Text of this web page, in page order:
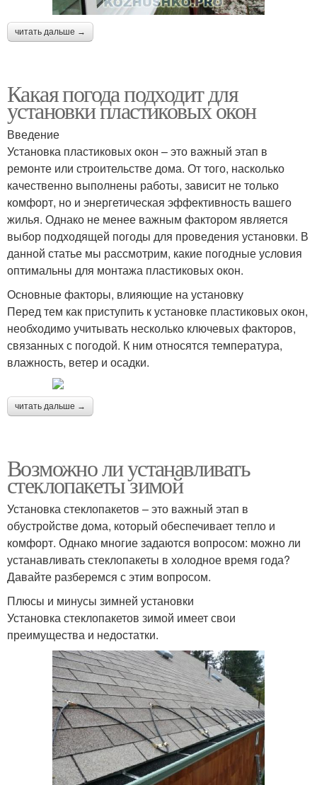
читать дальше →
Какая погода подходит для
установки пластиковых окон
Введение
Установка пластиковых окон – это важный этап в
ремонте или строительстве дома. От того, насколько
качественно выполнены работы, зависит не только
комфорт, но и энергетическая эффективность вашего
жилья. Однако не менее важным фактором является
выбор подходящей погоды для проведения установки. В
данной статье мы рассмотрим, какие погодные условия
оптимальны для монтажа пластиковых окон.
Основные факторы, влияющие на установку
Перед тем как приступить к установке пластиковых окон,
необходимо учитывать несколько ключевых факторов,
связанных с погодой. К ним относятся температура,
влажность, ветер и осадки.
читать дальше →
Возможно ли устанавливать
стеклопакеты зимой
Установка стеклопакетов – это важный этап в
обустройстве дома, который обеспечивает тепло и
комфорт. Однако многие задаются вопросом: можно ли
устанавливать стеклопакеты в холодное время года?
Давайте разберемся с этим вопросом.
Плюсы и минусы зимней установки
Установка стеклопакетов зимой имеет свои
преимущества и недостатки.